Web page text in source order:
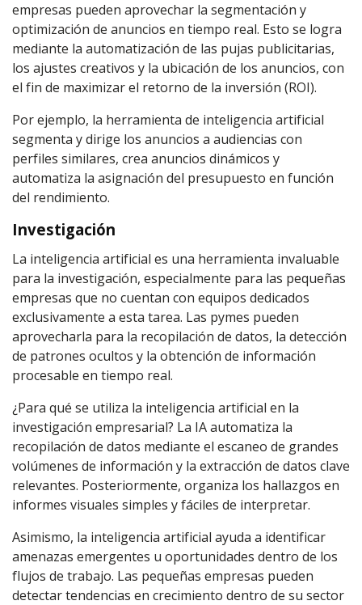
empresas pueden aprovechar la segmentación y
optimización de anuncios en tiempo real. Esto se logra
mediante la automatización de las pujas publicitarias,
los ajustes creativos y la ubicación de los anuncios, con
el fin de maximizar el retorno de la inversión (ROI).
Por ejemplo, la herramienta de inteligencia artificial
segmenta y dirige los anuncios a audiencias con
perfiles similares, crea anuncios dinámicos y
automatiza la asignación del presupuesto en función
del rendimiento.
Investigación
La inteligencia artificial es una herramienta invaluable
para la investigación, especialmente para las pequeñas
empresas que no cuentan con equipos dedicados
exclusivamente a esta tarea. Las pymes pueden
aprovecharla para la recopilación de datos, la detección
de patrones ocultos y la obtención de información
procesable en tiempo real.
¿Para qué se utiliza la inteligencia artificial en la
investigación empresarial? La IA automatiza la
recopilación de datos mediante el escaneo de grandes
volúmenes de información y la extracción de datos clave
relevantes. Posteriormente, organiza los hallazgos en
informes visuales simples y fáciles de interpretar.
Asimismo, la inteligencia artificial ayuda a identificar
amenazas emergentes u oportunidades dentro de los
flujos de trabajo. Las pequeñas empresas pueden
detectar tendencias en crecimiento dentro de su sector